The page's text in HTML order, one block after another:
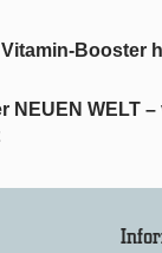
Booster
NEUEN WELT